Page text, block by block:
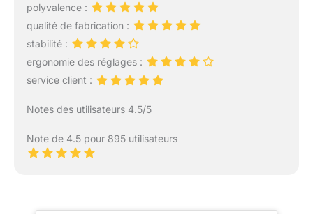
polyvalence :
qualité de fabrication :
stabilité :
ergonomie des réglages :
service client :
Notes des utilisateurs 4.5/5
Note de 4.5 pour 895 utilisateurs